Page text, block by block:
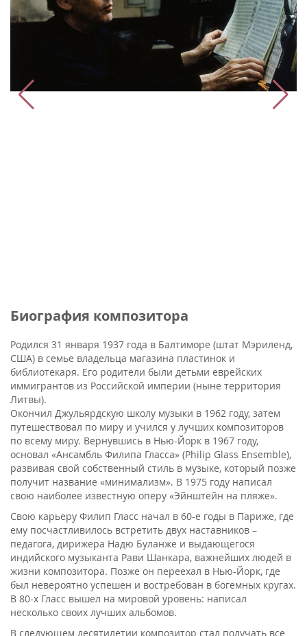
Биография композитора
Родился 31 января 1937 года в Балтиморе (штат Мэриленд,
США) в семье владельца магазина пластинок и
библиотекаря. Его родители были детьми еврейских
иммигрантов из Российской империи (ныне территория
Литвы).
Окончил Джульярдскую школу музыки в 1962 году, затем
путешествовал по миру и учился у лучших композиторов
по всему миру. Вернувшись в Нью-Йорк в 1967 году,
основал «Ансамбль Филипа Гласса» (Philip Glass Ensemble),
развивая свой собственный стиль в музыке, который позже
получит название «минимализм». В 1975 году написал
свою наиболее известную оперу «Эйнштейн на пляже».
Свою карьеру Филип Гласс начал в 60-е годы в Париже, где
ему посчастливилось встретить двух наставников –
педагога, дирижера Надю Буланже и выдающегося
индийского музыканта Рави Шанкара, важнейших людей в
жизни композитора. Позже он переехал в Нью-Йорк, где
был невероятно успешен и востребован в богемных кругах.
В 80-х Гласс вышел на мировой уровень: написал
несколько своих лучших альбомов.
В следующем десятилетии композитор стал получать все